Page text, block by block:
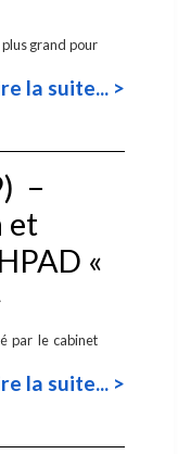
grand pour
la suite... >
–
et
«
par le cabinet
la suite... >